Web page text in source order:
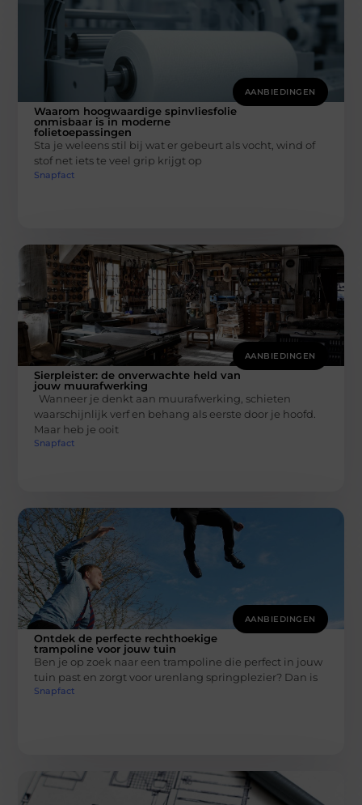
AANBIEDINGEN
Waarom hoogwaardige spinvliesfolie
onmisbaar is in moderne
folietoepassingen
Sta je weleens stil bij wat er gebeurt als vocht, wind of
stof net iets te veel grip krijgt op
Snapfact
AANBIEDINGEN
Sierpleister: de onverwachte held van
jouw muurafwerking
Wanneer je denkt aan muurafwerking, schieten
waarschijnlijk verf en behang als eerste door je hoofd.
Maar heb je ooit
Snapfact
AANBIEDINGEN
Ontdek de perfecte rechthoekige
trampoline voor jouw tuin
Ben je op zoek naar een trampoline die perfect in jouw
tuin past en zorgt voor urenlang springplezier? Dan is
Snapfact